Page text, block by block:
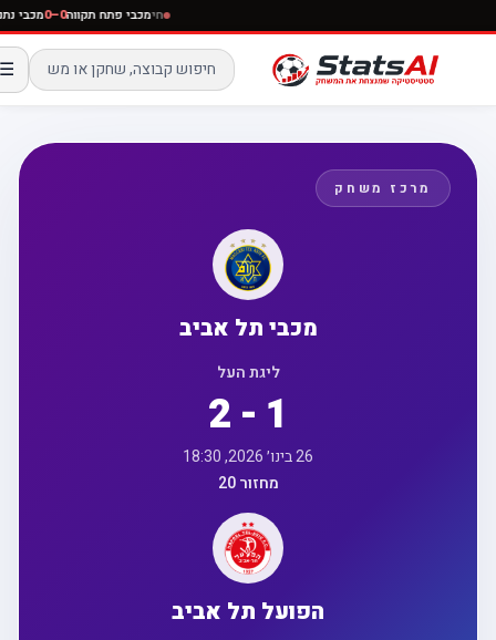
חימכבי פתח תקווה0–0 מכבי
☰
מרכז משחק
מכבי תל אביב
ליגת העל
2 - 1
26 בינו׳ 2026, 18:30
מחזור 20
הפועל תל אביב